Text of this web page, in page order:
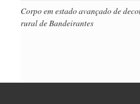
Corpo em estado avançado de
rural de Bandeirantes